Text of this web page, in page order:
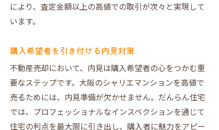
により、査定金額以上の高値での取引が次々と実現して
います。
購入希望者を引き付ける内見対策
不動産売却において、内見は購入希望者の心をつかむ重
要なステップです。大阪のシャリエマンションを高値で
売るためには、内見準備が欠かせません。だんらん住宅
では、プロフェッショナルなインスペクションを通じて
住宅の利点を最大限に引き出し、購入者に魅力をアピー